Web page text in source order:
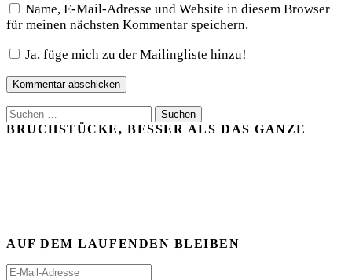
Name, E-Mail-Adresse und Website in diesem Browser
für meinen nächsten Kommentar speichern.
Ja, füge mich zu der Mailingliste hinzu!
Suchen
nach:
BRUCHSTÜCKE, BESSER ALS DAS GANZE
AUF DEM LAUFENDEN BLEIBEN
E-